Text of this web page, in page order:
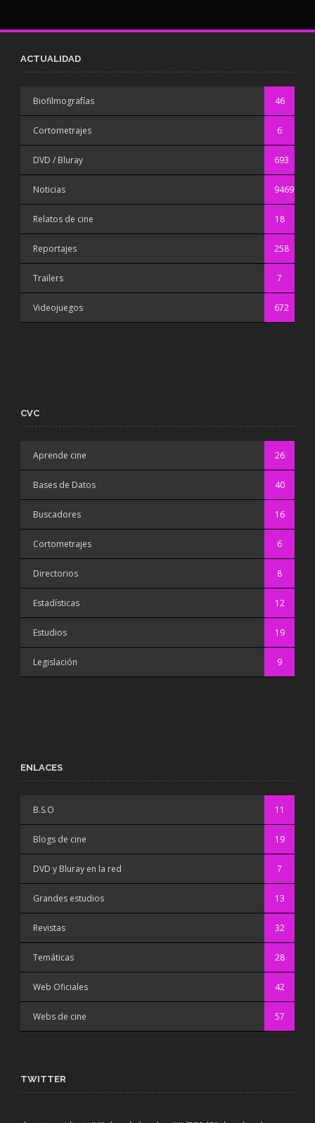
ACTUALIDAD
Biofilmografías 46
Cortometrajes 6
DVD / Bluray 693
Noticias 9469
Relatos de cine 18
Reportajes 258
Trailers 7
Videojuegos 672
CVC
Aprende cine 26
Bases de Datos 40
Buscadores 16
Cortometrajes 6
Directorios 8
Estadísticas 12
Estudios 19
Legislación 9
ENLACES
B.S.O 11
Blogs de cine 19
DVD y Bluray en la red 7
Grandes estudios 13
Revistas 32
Temáticas 28
Web Oficiales 42
Webs de cine 57
TWITTER